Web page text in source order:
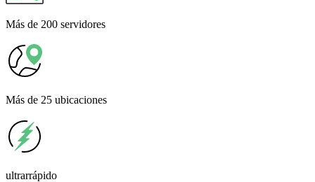
Más de 200 servidores
Más de 25 ubicaciones
ultrarrápido